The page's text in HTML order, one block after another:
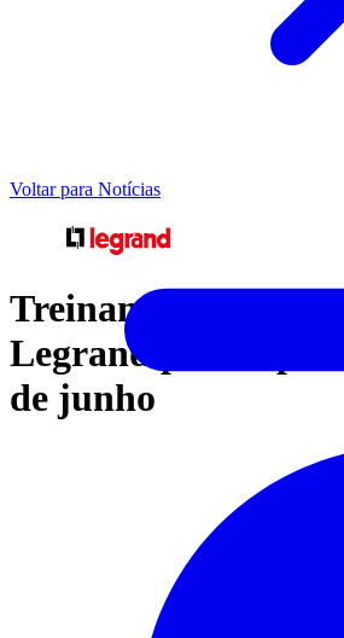
Voltar para Notícias
Treinamentos
Legrand para o
de junho